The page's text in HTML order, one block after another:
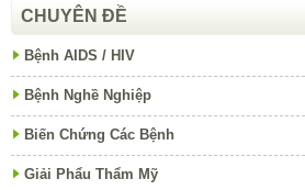
CHUYÊN ĐỀ
Bệnh AIDS / HIV
Bệnh Nghề Nghiệp
Biến Chứng Các Bệnh
Giải Phẩu Thẩm Mỹ